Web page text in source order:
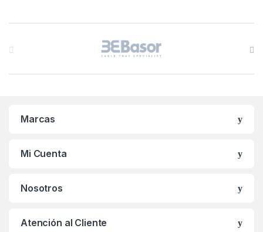
Marcas
Mi Cuenta
Nosotros
Atención al Cliente